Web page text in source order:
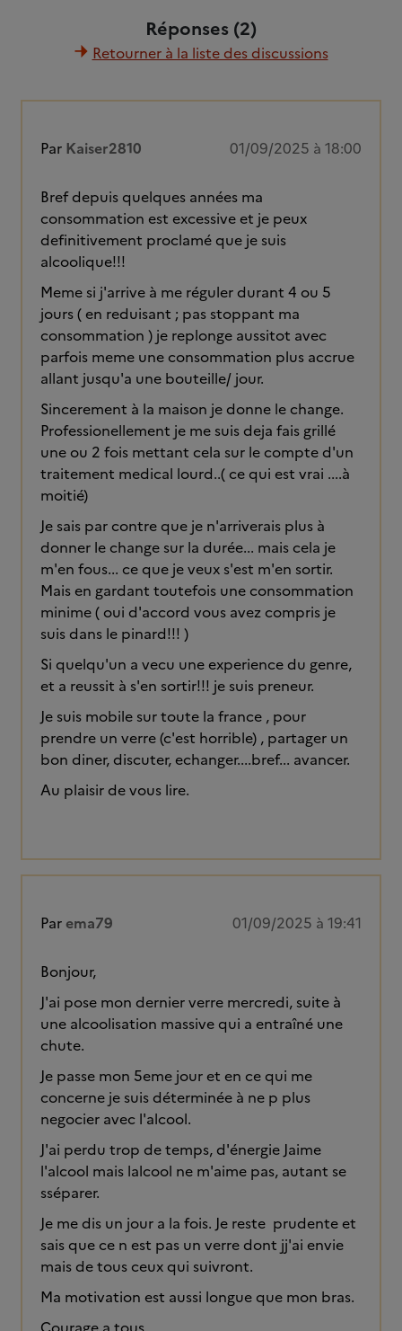
Réponses (2)
Retourner à la liste des discussions
Par Kaiser2810 01/09/2025 à 18:00
Bref depuis quelques années ma
consommation est excessive et je peux
definitivement proclamé que je suis
alcoolique!!!
Meme si j'arrive à me réguler durant 4 ou 5
jours ( en reduisant ; pas stoppant ma
consommation ) je replonge aussitot avec
parfois meme une consommation plus accrue
allant jusqu'a une bouteille/ jour.
Sincerement à la maison je donne le change.
Professionellement je me suis deja fais grillé
une ou 2 fois mettant cela sur le compte d'un
traitement medical lourd..( ce qui est vrai ....à
moitié)
Je sais par contre que je n'arriverais plus à
donner le change sur la durée... mais cela je
m'en fous... ce que je veux s'est m'en sortir.
Mais en gardant toutefois une consommation
minime ( oui d'accord vous avez compris je
suis dans le pinard!!! )
Si quelqu'un a vecu une experience du genre,
et a reussit à s'en sortir!!! je suis preneur.
Je suis mobile sur toute la france , pour
prendre un verre (c'est horrible) , partager un
bon diner, discuter, echanger....bref... avancer.
Au plaisir de vous lire.
Par ema79 01/09/2025 à 19:41
Bonjour,
J'ai pose mon dernier verre mercredi, suite à
une alcoolisation massive qui a entraîné une
chute.
Je passe mon 5eme jour et en ce qui me
concerne je suis déterminée à ne p plus
negocier avec l'alcool.
J'ai perdu trop de temps, d'énergie Jaime
l'alcool mais lalcool ne m'aime pas, autant se
sséparer.
Je me dis un jour a la fois. Je reste prudente et
sais que ce n est pas un verre dont jj'ai envie
mais de tous ceux qui suivront.
Ma motivation est aussi longue que mon bras.